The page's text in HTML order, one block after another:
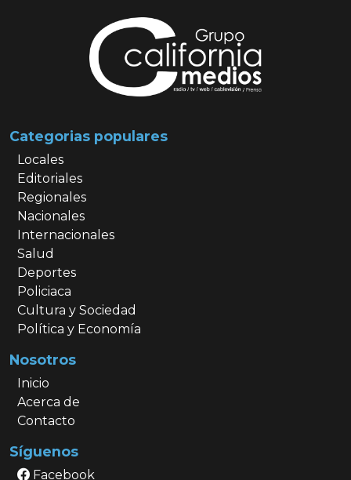
Categorias populares
Locales
Editoriales
Regionales
Nacionales
Internacionales
Salud
Deportes
Policiaca
Cultura y Sociedad
Política y Economía
Nosotros
Inicio
Acerca de
Contacto
Síguenos
Facebook